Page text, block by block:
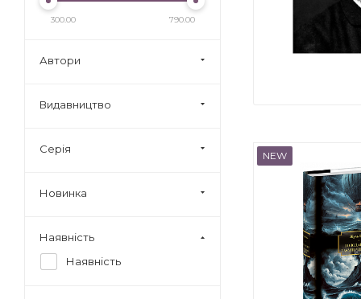
NEW
300.00 790.00
Автори
Видавництво
Серія
Новинка
Наявність
Наявність